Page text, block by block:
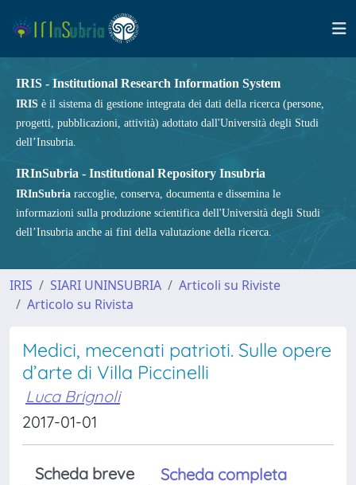
IRIS - Institutional Research Information System
IRIS è il sistema di gestione integrata dei dati della ricerca (persone,
progetti, pubblicazioni, attività) adottato dall'Università degli Studi
dell’Insubria.
IRInSubria - Institutional Repository Insubria
IRInSubria raccoglie, conserva, documenta e dissemina le
informazioni sulla produzione scientifica dell'Università degli Studi
dell’Insubria anche ai fini della valutazione della ricerca.
IRIS SIARI UNINSUBRIA
Articoli su Riviste
Articolo su Rivista
Medici, mecenati patrioti. Sulle opere
d’arte di Villa Piccinelli
Luca Brignoli
2017-01-01
Scheda breve
Scheda completa